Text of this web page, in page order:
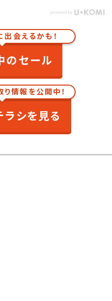
会えるかも！
のセール
情報を公開中！
ラシを見る